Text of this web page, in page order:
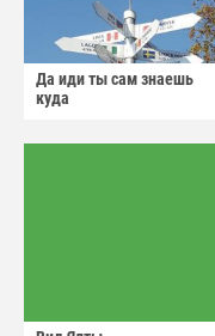
Да иди ты сам знаешь
куда